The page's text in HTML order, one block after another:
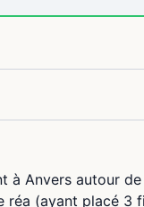
à Anvers autour
réa (ayant placé